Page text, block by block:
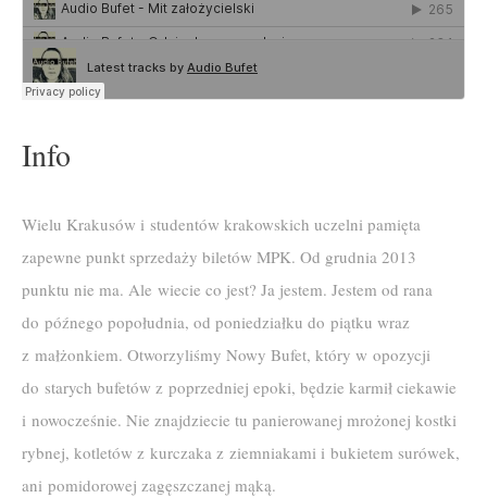
Info
Wielu Krakusów i studentów krakowskich uczelni pamięta
zapewne punkt sprzedaży biletów MPK. Od grudnia 2013
punktu nie ma. Ale wiecie co jest? Ja jestem. Jestem od rana
do późnego popołudnia, od poniedziałku do piątku wraz
z małżonkiem. Otworzyliśmy Nowy Bufet, który w opozycji
do starych bufetów z poprzedniej epoki, będzie karmił ciekawie
i nowocześnie. Nie znajdziecie tu panierowanej mrożonej kostki
rybnej, kotletów z kurczaka z ziemniakami i bukietem surówek,
ani pomidorowej zagęszczanej mąką.